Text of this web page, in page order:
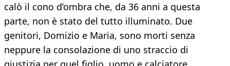
calò il cono d’ombra che, da 36 anni a questa
parte, non è stato del tutto illuminato. Due
genitori, Domizio e Maria, sono morti senza
neppure la consolazione di uno straccio di